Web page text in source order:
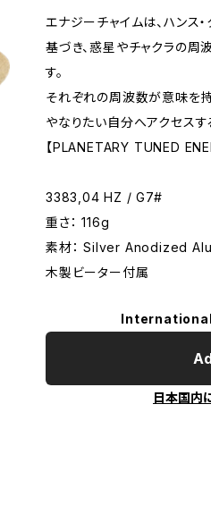
エナジーチャイムは、ハンス
基づき、惑星やチャクラの周
す。
それぞれの周波数が意味を持
やなりたい自分へアクセスす
【PLANETARY TUNED
3383,04 HZ / G7#
重さ： 116g
素材： Silver Anodized
木製ビーター付属
日本国内